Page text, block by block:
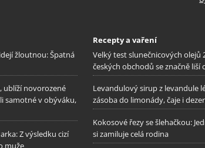
žloutnou: Špatná
ublíží novorozené
samotné v obýváku,
Z výsledku cizí
muže
Recepty a vaření
Velký test slunečnicových olejů
českých obchodů se značně liší
Levandulový sirup z levandule
zásoba do limonády, čaje i
Kokosové řezy se šlehačkou:
si zamiluje celá rodina